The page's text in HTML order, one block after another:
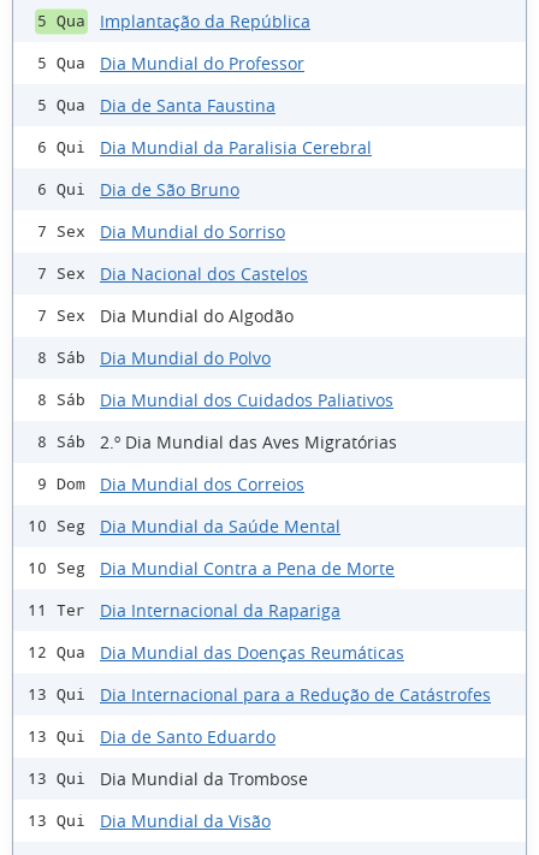
5 Qua Implantação da República
5 Qua Dia Mundial do Professor
5 Qua Dia de Santa Faustina
6 Qui Dia Mundial da Paralisia Cerebral
6 Qui Dia de São Bruno
7 Sex Dia Mundial do Sorriso
7 Sex Dia Nacional dos Castelos
7 Sex Dia Mundial do Algodão
8 Sáb Dia Mundial do Polvo
8 Sáb Dia Mundial dos Cuidados Paliativos
8 Sáb 2.º Dia Mundial das Aves Migratórias
9 Dom Dia Mundial dos Correios
10 Seg Dia Mundial da Saúde Mental
10 Seg Dia Mundial Contra a Pena de Morte
11 Ter Dia Internacional da Rapariga
12 Qua Dia Mundial das Doenças Reumáticas
13 Qui Dia Internacional para a Redução de Catástrofes
13 Qui Dia de Santo Eduardo
13 Qui Dia Mundial da Trombose
13 Qui Dia Mundial da Visão